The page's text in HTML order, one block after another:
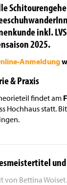
inkl.
2025.
Anmeldung
& Praxis
findet am
Hochhaus statt.
von Bettina